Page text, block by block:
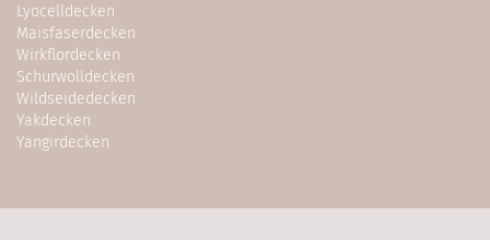
Lyocelldecken
Maisfaserdecken
Wirkflordecken
Schurwolldecken
Wildseidedecken
Yakdecken
Yangirdecken